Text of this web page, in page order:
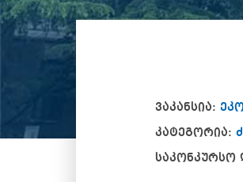
ვაკანსია:
კატეგორია:
საკონკურსო